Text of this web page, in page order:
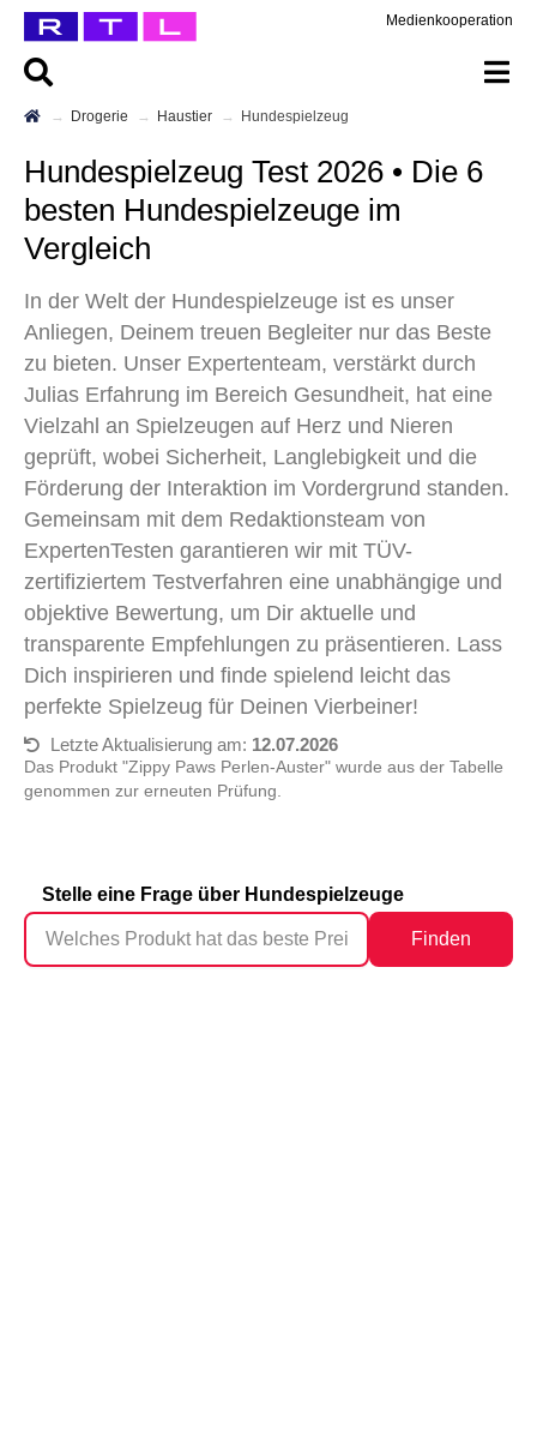
Medienkooperation
Drogerie Haustier Hundespielzeug
Hundespielzeug Test 2026 • Die 6
besten Hundespielzeuge im
Vergleich
In der Welt der Hundespielzeuge ist es unser
Anliegen, Deinem treuen Begleiter nur das Beste
zu bieten. Unser Expertenteam, verstärkt durch
Julias Erfahrung im Bereich Gesundheit, hat eine
Vielzahl an Spielzeugen auf Herz und Nieren
geprüft, wobei Sicherheit, Langlebigkeit und die
Förderung der Interaktion im Vordergrund standen.
Gemeinsam mit dem Redaktionsteam von
ExpertenTesten garantieren wir mit TÜV-
zertifiziertem Testverfahren eine unabhängige und
objektive Bewertung, um Dir aktuelle und
transparente Empfehlungen zu präsentieren. Lass
Dich inspirieren und finde spielend leicht das
perfekte Spielzeug für Deinen Vierbeiner!
Letzte Aktualisierung am: 12.07.2026
Das Produkt "Zippy Paws Perlen-Auster" wurde aus der Tabelle
genommen zur erneuten Prüfung.
Stelle eine Frage über Hundespielzeuge
Finden